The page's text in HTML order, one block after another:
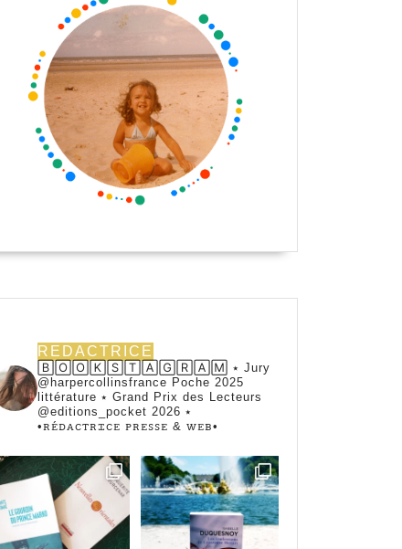
REDACTRICE
🄱🄾🄾🄺🅂🅃🄰🄶🅁🄰🄼 ⭑ Jury
@harpercollinsfrance Poche 2025
littérature ⭑ Grand Prix des Lecteurs
@editions_pocket 2026 ⭑
•ꭱꭼ́ꭰꭺꮯꭲꭱꮖꮯꭼ ꮲꭱꭼꮪꮪꭼ & ꮃꭼᏼ•